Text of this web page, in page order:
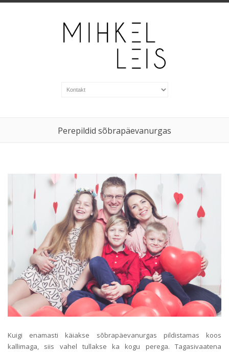
Perepildid sõbrapäevanurgas
Kuigi enamasti käiakse sõbrapäevanurgas pildistamas koos
kallimaga, siis vahel tullakse ka kogu perega. Tagasivaatena